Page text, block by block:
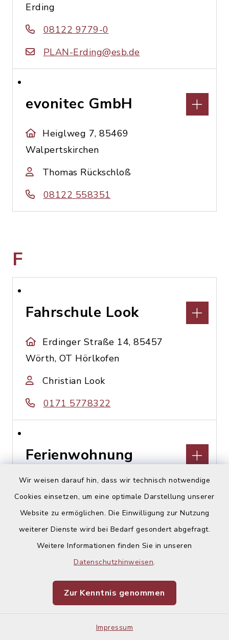
Wir weisen darauf hin, dass wir technisch notwendige
Cookies einsetzen, um eine optimale Darstellung unserer
Website zu ermöglichen. Die Einwilligung zur Nutzung
weiterer Dienste wird bei Bedarf gesondert abgefragt.
Weitere Informationen finden Sie in unseren
Datenschutzhinweisen.
Zur Kenntnis genommen
Impressum
Erding
08122 9779-0
PLAN-Erding@esb.de
evonitec GmbH
Heiglweg 7, 85469
Walpertskirchen
Thomas Rückschloß
08122 558351
F
Fahrschule Look
Erdinger Straße 14, 85457
Wörth, OT Hörlkofen
Christian Look
0171 5778322
Ferienwohnung
Hohenlindener Straße 44,
85457 Wörth, OT Hörlkofen
Stephan Lex
08122 229147
Financial Planing